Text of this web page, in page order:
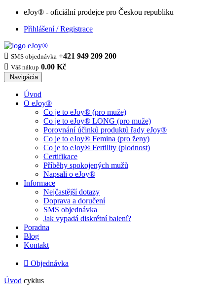
eJoy® - oficiální prodejce pro Českou republiku
Přihlášení / Registrace
 SMS objednávka +421 949 209 200
 Váš nákup 0.00 Kč
Navigácia
Úvod
O eJoy®
Co je to eJoy® (pro muže)
Co je to eJoy® LONG (pro muže)
Porovnání účinků produktů řady eJoy®
Co je to eJoy® Femina (pro ženy)
Co je to eJoy® Fertility (plodnost)
Certifikace
Příběhy spokojených mužů
Napsali o eJoy®
Informace
Nejčastější dotazy
Doprava a doručení
SMS objednávka
Jak vypadá diskrétní balení?
Poradna
Blog
Kontakt
 Objednávka
Úvod cyklus